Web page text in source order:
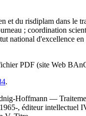
et du risdiplam dans le
; coordination
national
PDF (site Web
.
Hoffmann —
, éditeur intellectuel